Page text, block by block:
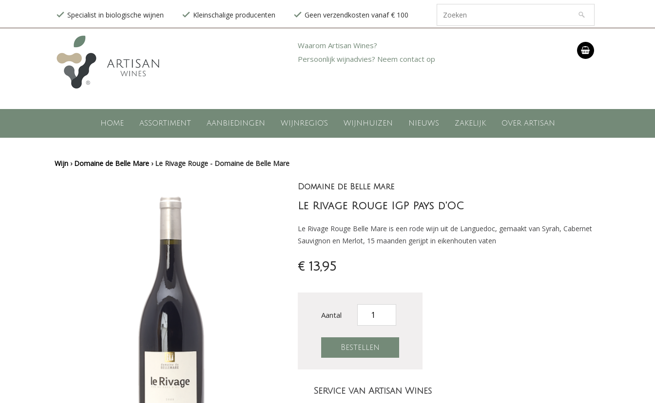
Specialist in biologische wijnen Kleinschalige producenten Geen verzendkosten vanaf € 100
Waarom Artisan Wines?
Persoonlijk wijnadvies? Neem contact op
HOME ASSORTIMENT AANBIEDINGEN WIJNREGIO'S WIJNHUIZEN NIEUWS ZAKELIJK OVER ARTISAN
Wijn › Domaine de Belle Mare › Le Rivage Rouge - Domaine de Belle Mare
Domaine de Belle Mare
Le Rivage Rouge IGP Pays d'OC
Le Rivage Rouge Belle Mare is een rode wijn uit de Languedoc, gemaakt van Syrah, Cabernet
Sauvignon en Merlot, 15 maanden gerijpt in eikenhouten vaten
€ 13,95
Aantal
Service van Artisan Wines